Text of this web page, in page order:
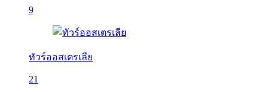
9
ทัวร์ออสเตรเลีย
21